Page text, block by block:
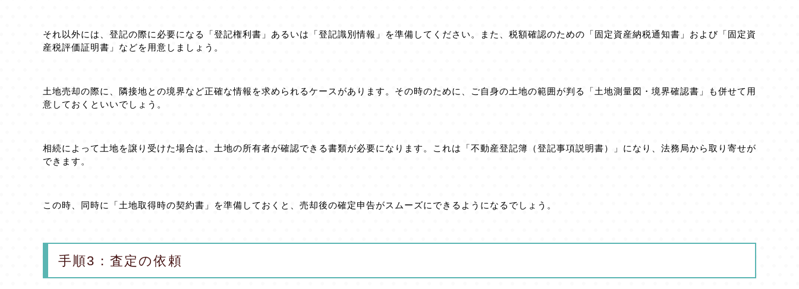
それ以外には、登記の際に必要になる「登記権利書」あるいは「登記識別情報」を準備してください。また、税額確認のための「固定資産納税通知書」および「固定資
産税評価証明書」などを用意しましょう。
土地売却の際に、隣接地との境界など正確な情報を求められるケースがあります。その時のために、ご自身の土地の範囲が判る「土地測量図・境界確認書」も併せて用
意しておくといいでしょう。
相続によって土地を譲り受けた場合は、土地の所有者が確認できる書類が必要になります。これは「不動産登記簿（登記事項説明書）」になり、法務局から取り寄せが
できます。
この時、同時に「土地取得時の契約書」を準備しておくと、売却後の確定申告がスムーズにできるようになるでしょう。
手順3：査定の依頼